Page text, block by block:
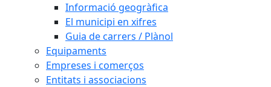
Informació geogràfica
El municipi en xifres
Guia de carrers / Plànol
Equipaments
Empreses i comerços
Entitats i associacions